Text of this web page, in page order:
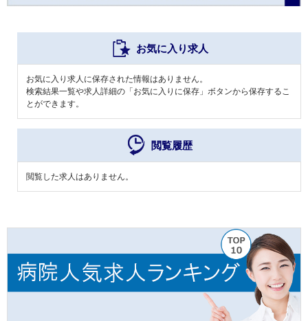
お気に入り求人
お気に入り求人に保存された情報はありません。
検索結果一覧や求人詳細の「お気に入りに保存」ボタンから保存するこ
とができます。
閲覧履歴
閲覧した求人はありません。